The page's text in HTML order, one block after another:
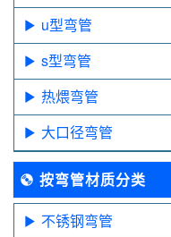
u型弯管
s型弯管
热煨弯管
大口径弯管
按弯管材质分类
不锈钢弯管